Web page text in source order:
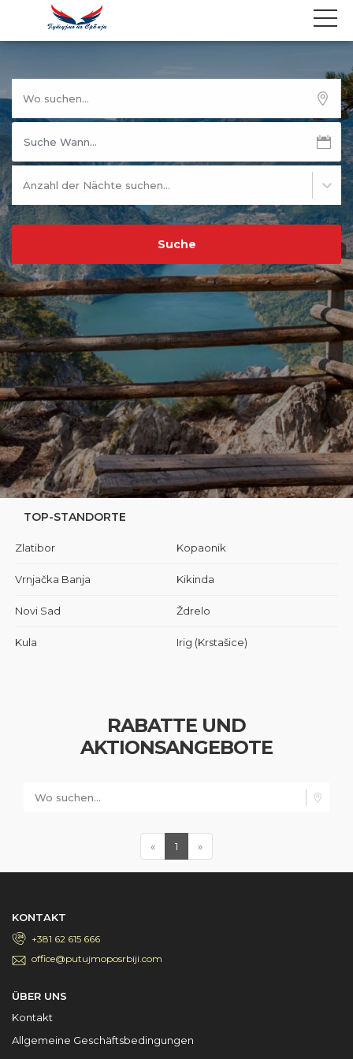
Wo suchen...
Anzahl der Nächte suchen...
TOP-STANDORTE
Zlatibor
Vrnjačka Banja
Novi Sad
Kula
Kopaonik
Kikinda
Ždrelo
Irig (Krstašice)
RABATTE UND
AKTIONSANGEBOTE
Wo suchen...
« 1 (current)
»
KONTAKT
+381 62 615 666
office@putujmoposrbiji.com
ÜBER UNS
Kontakt
Allgemeine Geschäftsbedingungen